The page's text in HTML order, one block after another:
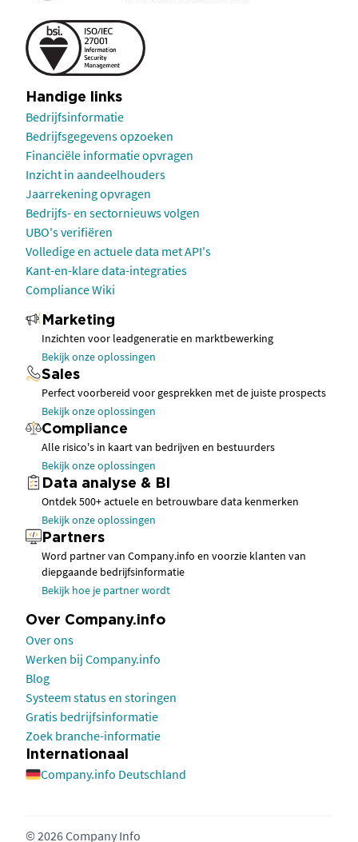
Handige links
Bedrijfsinformatie
Bedrijfsgegevens opzoeken
Financiële informatie opvragen
Inzicht in aandeelhouders
Jaarrekening opvragen
Bedrijfs- en sectornieuws volgen
UBO's verifiëren
Volledige en actuele data met API's
Kant-en-klare data-integraties
Compliance Wiki
Marketing
Inzichten voor leadgeneratie en marktbewerking
Bekijk onze oplossingen
Sales
Perfect voorbereid voor gesprekken met de juiste prospects
Bekijk onze oplossingen
Compliance
Alle risico's in kaart van bedrijven en bestuurders
Bekijk onze oplossingen
Data analyse & BI
Ontdek 500+ actuele en betrouwbare data kenmerken
Bekijk onze oplossingen
Partners
Word partner van Company.info en voorzie klanten van
diepgaande bedrijfsinformatie
Bekijk hoe je partner wordt
Over Company.info
Over ons
Werken bij Company.info
Blog
Systeem status en storingen
Gratis bedrijfsinformatie
Zoek branche-informatie
Internationaal
Company.info Deutschland
© 2026 Company Info